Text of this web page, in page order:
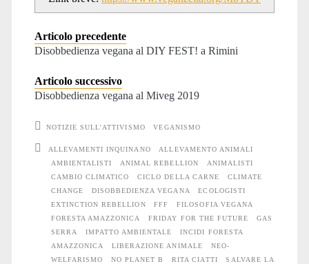
Articolo precedente
Disobbedienza vegana al DIY FEST! a Rimini
Articolo successivo
Disobbedienza vegana al Miveg 2019
NOTIZIE SULL'ATTIVISMO VEGANISMO
ALLEVAMENTI INQUINANO
ALLEVAMENTO ANIMALI
AMBIENTALISTI
ANIMAL REBELLION
ANIMALISTI
CAMBIO CLIMATICO
CICLO DELLA CARNE
CLIMATE
CHANGE
DISOBBEDIENZA VEGANA
ECOLOGISTI
EXTINCTION REBELLION
FFF
FILOSOFIA VEGANA
FORESTA AMAZZONICA
FRIDAY FOR THE FUTURE
GAS
SERRA
IMPATTO AMBIENTALE
INCIDI FORESTA
AMAZZONICA
LIBERAZIONE ANIMALE
NEO-
WELFARISMO
NO PLANET B RITA CIATTI
SALVARE LA